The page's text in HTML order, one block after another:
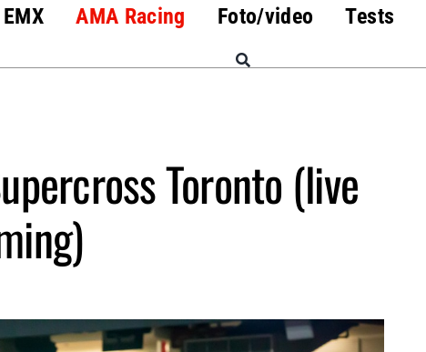
AMA Racing Foto/video Tests
Toronto (live